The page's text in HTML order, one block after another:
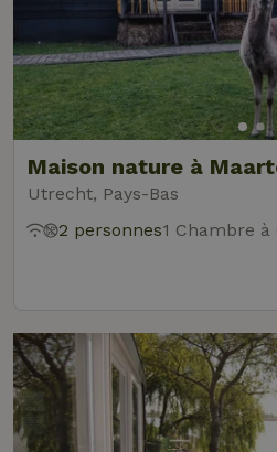
Maison nature à
Utrecht, Pays-Bas
2 personnes1 Chambre